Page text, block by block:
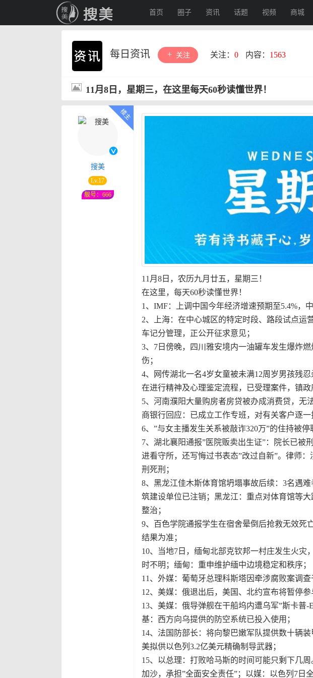
首页 圈子 资讯 话题 视频 商城
每日资讯 关注 关注： 0 内容： 1563
11月8日，星期三，在这里每天60秒读懂世界！
搜美
Lv.17
靓号：666
11月8日，农历九月廿五，星期三！
在这里，每天60秒读懂世界！
1、IMF：上调中国今年经济增速预期至5.4%，
2、上海：在中心城区的特定时段、路段试点运
车记分管理，正公开征求意见；
3、7日傍晚，四川雅安境内一油罐车发生爆炸
伤；
4、网传湖北一名4岁女童被未满12周岁男孩残
在进行精神及心理鉴定流程，已受理案件，镇政
5、河南濮阳大量购房者房贷被办成消费贷，无
商银行回应：已成立工作专班，对有关客户逐一
6、”与女主播发生关系被敲诈320万”的住持被停
7、湖北襄阳通报”医院贩卖出生证”：院长已被
进看守所，还写悔过书表态”改过自新”。律师
刑死刑；
8、黑龙江佳木斯体育馆坍塌事故后续：3名遇
筑建设单位已注销；黑龙江：重点对体育馆等
整治；
9、百色学院通报学生在宿舍晕倒后抢救无效死
结果为准；
10、当地7日，缅甸北部克钦邦一村庄发生火灾
时不明；缅甸：重申维护缅中边境稳定和秩序；
11、外媒：葡萄牙总理科斯塔因牵涉腐败案调查
12、美媒：俄退出后，美国、北约宣布将暂停
13、美媒：俄导弹舰在干船坞内遭乌军”斯卡普
基：西方向乌提供的防空系统已投入使用；
14、法国防部长：将向黎巴嫩军队提供数十辆
美拟供以色列3.2亿美元精确制导武器；
15、以总理：打败哈马斯的时间可能只剩下几
加沙，承担”全面安全责任”；以媒：以色列7日